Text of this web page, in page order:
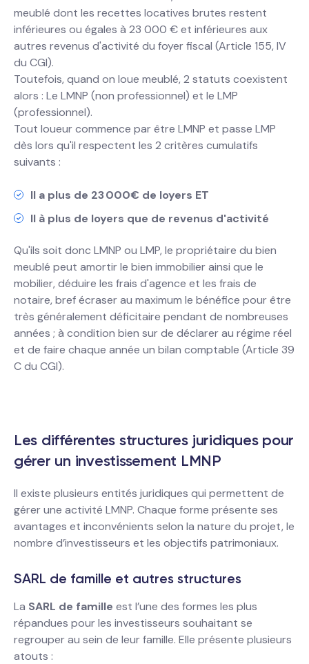
meublé dont les recettes locatives brutes restent
inférieures ou égales à 23 000 € et inférieures aux
autres revenus d'activité du foyer fiscal (Article 155, IV
du CGI).
Toutefois, quand on loue meublé, 2 statuts coexistent
alors : Le LMNP (non professionnel) et le LMP
(professionnel).
Tout loueur commence par être LMNP et passe LMP
dès lors qu'il respectent les 2 critères cumulatifs
suivants :
Il a plus de 23 000€ de loyers ET
Il à plus de loyers que de revenus d'activité
Qu'ils soit donc LMNP ou LMP, le propriétaire du bien
meublé peut amortir le bien immobilier ainsi que le
mobilier, déduire les frais d'agence et les frais de
notaire, bref écraser au maximum le bénéfice pour être
très généralement déficitaire pendant de nombreuses
années ; à condition bien sur de déclarer au régime réel
et de faire chaque année un bilan comptable (Article 39
C du CGI).
Les différentes structures juridiques pour
gérer un investissement LMNP
Il existe plusieurs entités juridiques qui permettent de
gérer une activité LMNP. Chaque forme présente ses
avantages et inconvénients selon la nature du projet, le
nombre d’investisseurs et les objectifs patrimoniaux.
SARL de famille et autres structures
La SARL de famille est l’une des formes les plus
répandues pour les investisseurs souhaitant se
regrouper au sein de leur famille. Elle présente plusieurs
atouts :